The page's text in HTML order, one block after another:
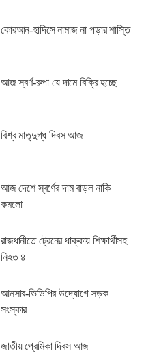
কোরআন-হাদিসে নামাজ না পড়ার শাস্তি
আজ স্বর্ণ-রুপা যে দামে বিক্রি হচ্ছে
বিশ্ব মাতৃদুগ্ধ দিবস আজ
আজ দেশে স্বর্ণের দাম বাড়ল নাকি
কমলো
রাজধানীতে ট্রেনের ধাক্কায় শিক্ষার্থীসহ
নিহত ৪
আনসার-ভিডিপির উদ্যোগে সড়ক
সংস্কার
জাতীয় প্রেমিকা দিবস আজ